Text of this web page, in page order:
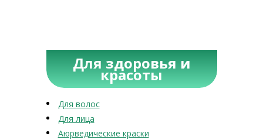
Для здоровья и
красоты
Для волос
Для лица
Аюрведические краски